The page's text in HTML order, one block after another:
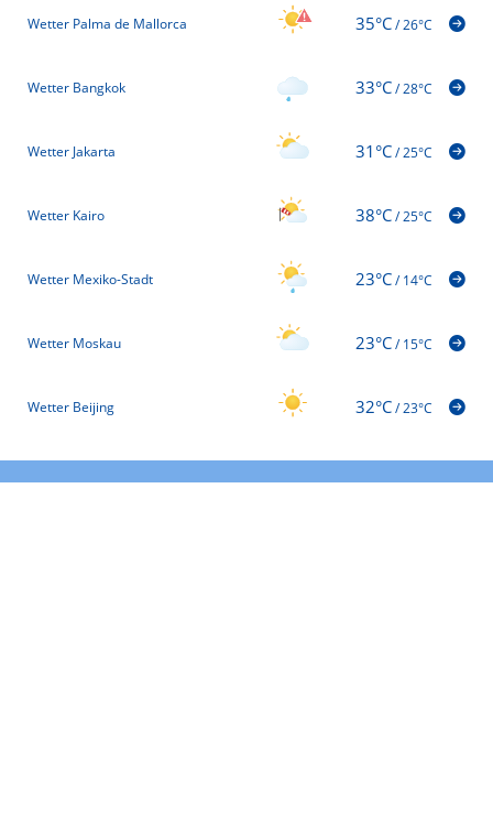
Wetter Palma de Mallorca 35°C/26°C
Wetter Bangkok 33°C/28°C
Wetter Jakarta 31°C/25°C
Wetter Kairo 38°C/25°C
Wetter Mexiko-Stadt 23°C/14°C
Wetter Moskau 23°C/15°C
Wetter Beijing 32°C/23°C